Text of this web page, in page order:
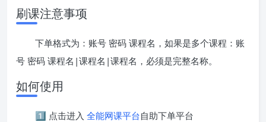
刷课注意事项
下单格式为：账号 密码 课程名，如果是多个课程：账
号 密码 课程名|课程名|课程名，必须是完整名称。
如何使用
1️⃣ 点击进入 全能网课平台自助下单平台